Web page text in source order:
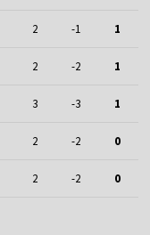
2 -1 1
2 -2 1
3 -3 1
2 -2 0
2 -2 0